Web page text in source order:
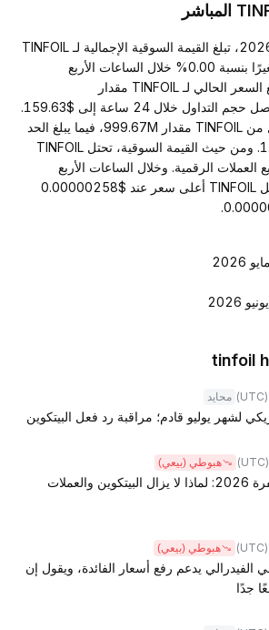
اعتبارًا من 6 أغسطس 2026، تبلغ القيمة السوقية الإجمالية لـ TINFOIL
نحو $2.43K، ما يمثل تغيرًا بنسبة 0.00% خلال الساعات الأربع
والعشرين الماضية. ويبلغ السعر الحالي لـ TINFOIL مقدار
$0.00000243، بينما يصل حجم التداول خلال 24 ساعة إلى $159.63.
ويبلغ المعروض المتداول من TINFOIL مقدار 999.67M، فيما يبلغ الحد
الأقصى للمعروض 1.00B. ومن حيث القيمة السوقية، تحتل TINFOIL
بين جميع العملات الرقمية. وخلال الساعات الأربع
والعشرين الماضية، سجل TINFOIL أعلى سعر عند $0.00000258
(UTC) محايد
لشهر يوليو قادم؛ مراقبة رد فعل البيتكوين
(UTC) هبوطي (بيعي)
سوق العملات المشفرة 2026: لماذا لا يزال البيتكوين والعملات
(UTC) هبوطي (بيعي)
الفيدرالي يدعم رفع أسعار الفائدة، ويقول إن
جدًا